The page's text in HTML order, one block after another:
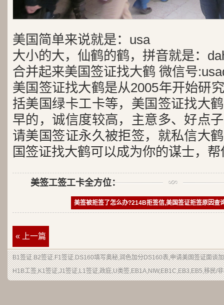
美国简单来说就是：usa
大小的大，仙鹤的鹤，拼音就是：
合并起来美国签证找大鹤 微信号
美国签证找大鹤是从2005年开始研
括美国绿卡工卡等，美国签证找大
早的，诚信度较高，主意多、好点
请美国签证永久被拒签，就私信大
国签证找大鹤可以成为你的谋士，
美签工签工卡全方位：
美签被拒签了怎么办?214B拒签信,美国签证拒签原因查
« 上一篇
B1签证.B2签证.F1签证.DS160填写奥秘,润色加分DS160表,申请美国签证面谈
H1B工签,K1签证,J1签证,L1签证,政庇,U类签,EB1A,NIW,EB1C,EB3,EB5,移民/